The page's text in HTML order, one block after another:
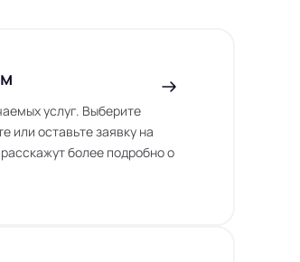
услуг. Выберите
или оставьте заявку на
более подробно о